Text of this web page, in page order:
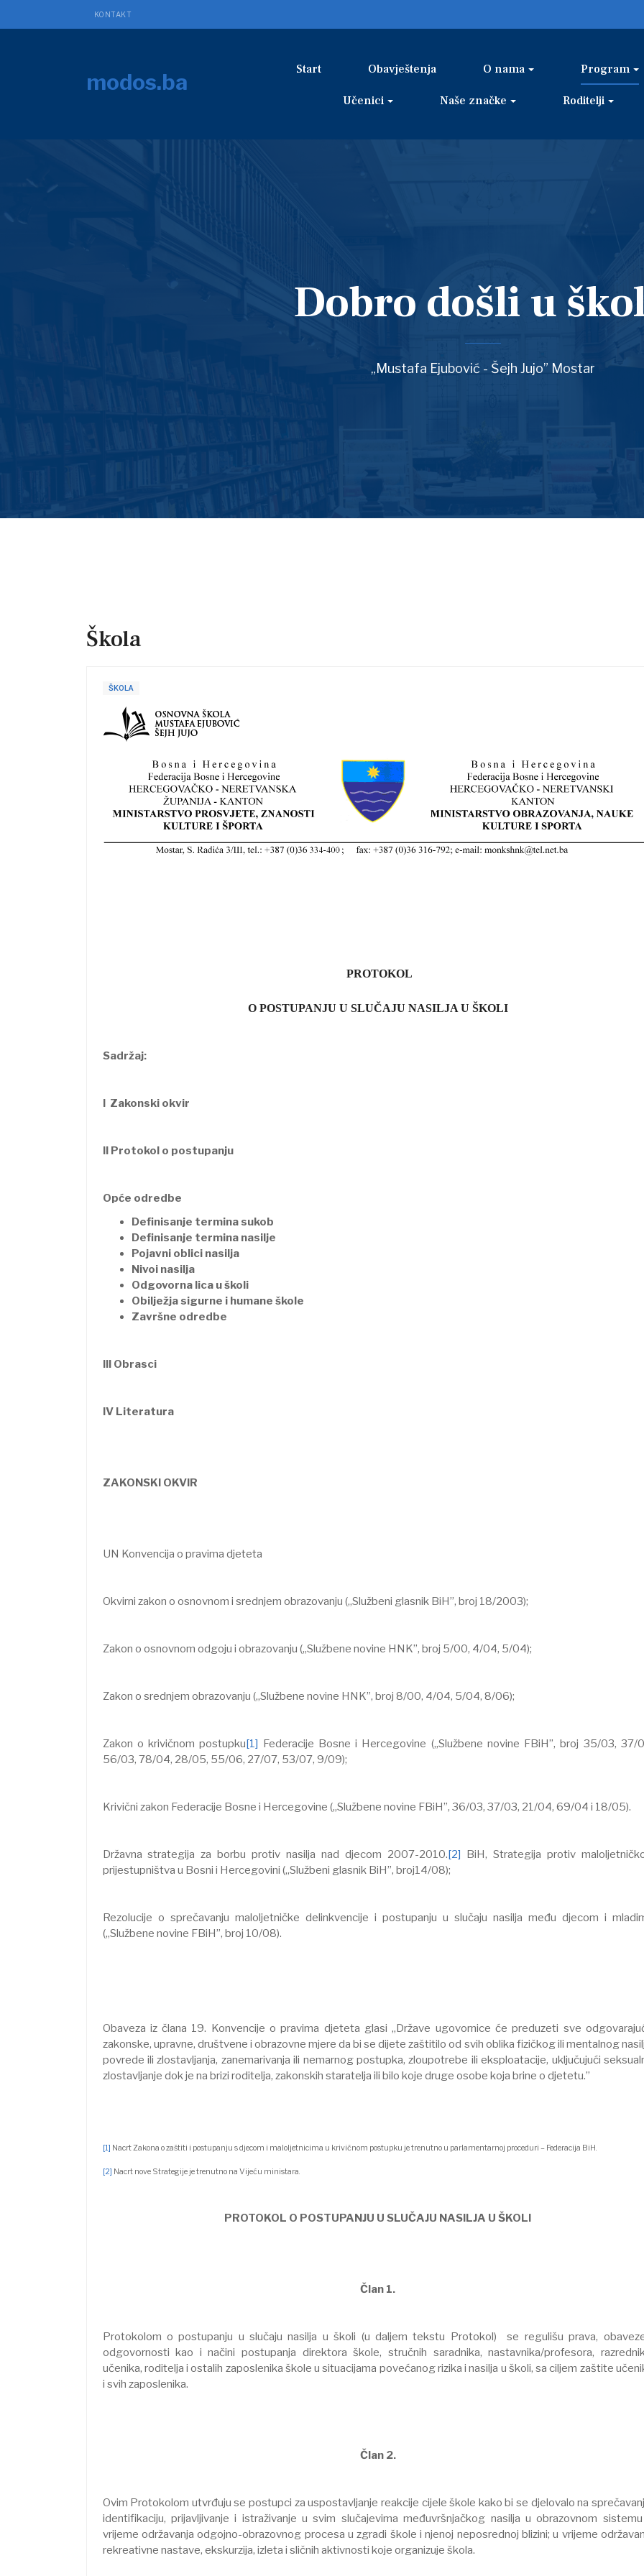
KONTAKT
modos.ba Start Obavještenja O nama Program
Učenici Naše značke Roditelji
Dobro došli u
„Mustafa Ejubović - Šejh Jujo” Mostar
Škola
ŠKOLA
PROTOKOL
O POSTUPANJU U SLUČAJU NASILJA U ŠKOLI
Sadržaj:
I Zakonski okvir
II Protokol o postupanju
Opće odredbe
Definisanje termina sukob
Definisanje termina nasilje
Pojavni oblici nasilja
Nivoi nasilja
Odgovorna lica u školi
Obilježja sigurne i humane škole
Završne odredbe
III Obrasci
IV Literatura
ZAKONSKI OKVIR
UN Konvencija o pravima djeteta
Okvirni zakon o osnovnom i srednjem obrazovanju („Službeni glasnik BiH”, broj 18/2003);
Zakon o osnovnom odgoju i obrazovanju („Službene novine HNK”, broj 5/00, 4/04, 5/04);
Zakon o srednjem obrazovanju („Službene novine HNK”, broj 8/00, 4/04, 5/04, 8/06);
Zakon o krivičnom postupku[1] Federacije Bosne i Hercegovine („Službene novine FBiH”, broj 35/03, 37/
56/03, 78/04, 28/05, 55/06, 27/07, 53/07, 9/09);
Krivični zakon Federacije Bosne i Hercegovine („Službene novine FBiH”, 36/03, 37/03, 21/04, 69/04 i 18/05).
Državna strategija za borbu protiv nasilja nad djecom 2007-2010.[2] BiH, Strategija protiv
prijestupništva u Bosni i Hercegovini („Službeni glasnik BiH”, broj14/08);
Rezolucije o sprečavanju maloljetničke delinkvencije i postupanju u slučaju nasilja među djecom i
(„Službene novine FBiH”, broj 10/08).
Obaveza iz člana 19. Konvencije o pravima djeteta glasi „Države ugovornice će preduzeti sve
zakonske, upravne, društvene i obrazovne mjere da bi se dijete zaštitilo od svih oblika fizičkog ili mentalnog
povrede ili zlostavljanja, zanemarivanja ili nemarnog postupka, zloupotrebe ili eksploatacije, uključujući
zlostavljanje dok je na brizi roditelja, zakonskih staratelja ili bilo koje druge osobe koja brine o djetetu.”
[1] Nacrt Zakona o zaštiti i postupanju s djecom i maloljetnicima u krivičnom postupku je trenutno u parlamentarnoj proceduri – Federacija BiH.
[2] Nacrt nove Strategije je trenutno na Vijeću ministara.
PROTOKOL O POSTUPANJU U SLUČAJU NASILJA U ŠKOLI
Član 1.
Protokolom o postupanju u slučaju nasilja u školi (u daljem tekstu Protokol) se regulišu prava,
odgovornosti kao i načini postupanja direktora škole, stručnih saradnika, nastavnika/profesora,
učenika, roditelja i ostalih zaposlenika škole u situacijama povećanog rizika i nasilja u školi, sa ciljem zaštite
i svih zaposlenika.
Član 2.
Ovim Protokolom utvrđuju se postupci za uspostavljanje reakcije cijele škole kako bi se djelovalo na
identifikaciju, prijavljivanje i istraživanje u svim slučajevima međuvršnjačkog nasilja u obrazovnom
vrijeme održavanja odgojno-obrazovnog procesa u zgradi škole i njenoj neposrednoj blizini; u vrijeme
rekreativne nastave, ekskurzija, izleta i sličnih aktivnosti koje organizuje škola.